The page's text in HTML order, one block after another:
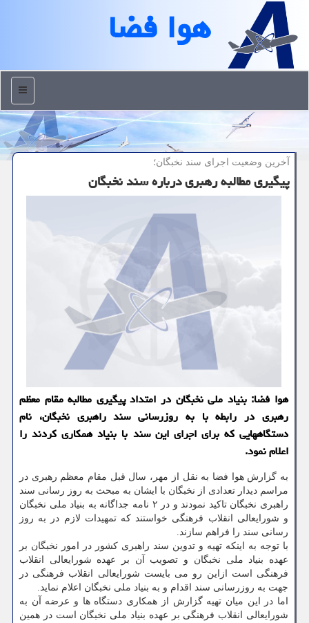
هوا فضا
منو
آخرین وضعیت اجرای سند نخبگان؛
پیگیری مطالبه رهبری درباره سند نخبگان
هوا فضا: بنیاد ملی نخبگان در امتداد پیگیری مطالبه مقام معظم
رهبری در رابطه با به روزرسانی سند راهبری نخبگان، نام
دستگاههایی كه برای اجرای این سند با بنیاد همكاری كردند را
اعلام نمود.
به گزارش هوا فضا به نقل از مهر، سال قبل مقام معظم رهبری در
مراسم دیدار تعدادی از نخبگان با ایشان به مبحث به روز رسانی سند
راهبری نخبگان تاکید نمودند و در ۲ نامه جداگانه به بنیاد ملی نخبگان
و شورایعالی انقلاب فرهنگی خواستند که تمهیدات لازم در به روز
رسانی سند را فراهم سازند.
با توجه به اینکه تهیه و تدوین سند راهبری کشور در امور نخبگان بر
عهده بنیاد ملی نخبگان و تصویب آن بر عهده شورایعالی انقلاب
فرهنگی است ازاین رو می بایست شورایعالی انقلاب فرهنگی در
جهت به روزرسانی سند اقدام و به بنیاد ملی نخبگان اعلام نماید.
اما در این میان تهیه گزارش از همکاری دستگاه ها و عرضه آن به
شورایعالی انقلاب فرهنگی بر عهده بنیاد ملی نخبگان است در همین